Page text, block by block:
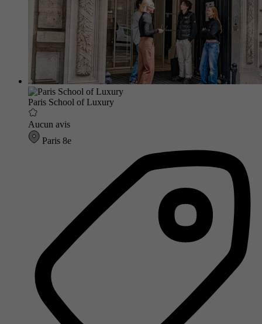
Paris School of Luxury
Aucun avis
Paris 8e